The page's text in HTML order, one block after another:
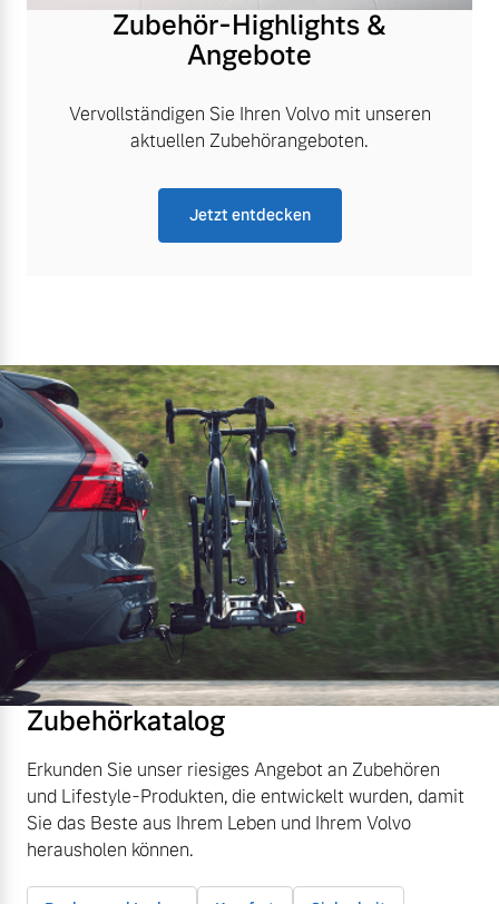
Zubehör-Highlights &
Angebote
Vervollständigen Sie Ihren Volvo mit unseren
aktuellen Zubehörangeboten.
Jetzt entdecken
Zubehörkatalog
Erkunden Sie unser riesiges Angebot an Zubehören
und Lifestyle-Produkten, die entwickelt wurden, damit
Sie das Beste aus Ihrem Leben und Ihrem Volvo
herausholen können.